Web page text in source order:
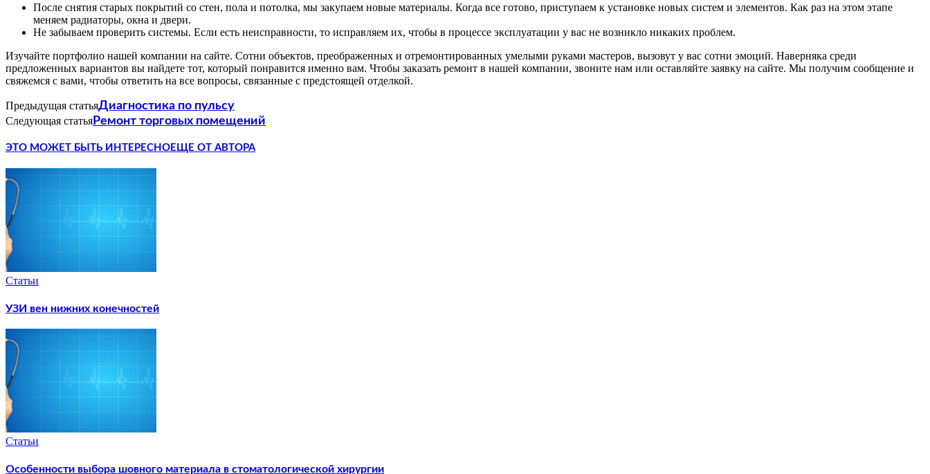
После снятия старых покрытий со стен, пола и потолка, мы закупаем новые материалы. Когда все готово, приступаем к установке новых систем и элементов. Как раз на этом этапе
меняем радиаторы, окна и двери.
Не забываем проверить системы. Если есть неисправности, то исправляем их, чтобы в процессе эксплуатации у вас не возникло никаких проблем.
Изучайте портфолио нашей компании на сайте. Сотни объектов, преображенных и отремонтированных умелыми руками мастеров, вызовут у вас сотни эмоций. Наверняка среди
предложенных вариантов вы найдете тот, который понравится именно вам. Чтобы заказать ремонт в нашей компании, звоните нам или оставляйте заявку на сайте. Мы получим сообщение и
свяжемся с вами, чтобы ответить на все вопросы, связанные с предстоящей отделкой.
Предыдущая статьяДиагностика по пульсу
Следующая статьяРемонт торговых помещений
ЭТО МОЖЕТ БЫТЬ ИНТЕРЕСНО ЕЩЕ ОТ АВТОРА
Статьи
УЗИ вен нижних конечностей
Статьи
Особенности выбора шовного материала в стоматологической хирургии